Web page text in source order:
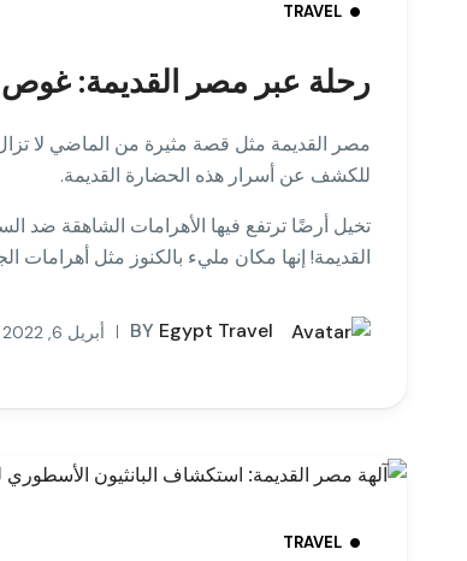
TRAVEL
رحلة عبر مصر القديمة: غوص
مصر القديمة مثل قصة مثيرة من الماضي لا
للكشف عن أسرار هذه الحضارة القديمة.
تخيل أرضًا ترتفع فيها الأهرامات الشاهقة ضد
القديمة! إنها مكان مليء بالكنوز مثل أهرامات
BY Egypt Travel أبريل 6, 2022 10:13 صباحًا
TRAVEL